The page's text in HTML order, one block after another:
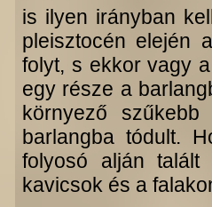
is ilyen irányban
pleisztocén elején
folyt, s ekkor vagy
egy része a
környező
barlangba tódult.
folyosó alján talált
kavicsok és a